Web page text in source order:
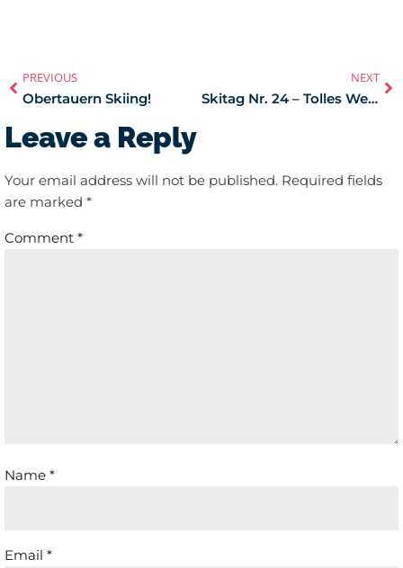
PREVIOUS
Obertauern Skiing!
NEXT
Skitag Nr. 24 – Tolles Wetter und noch super Pisten
Leave a Reply
Your email address will not be published. Required fields
are marked *
Comment *
Name *
Email *